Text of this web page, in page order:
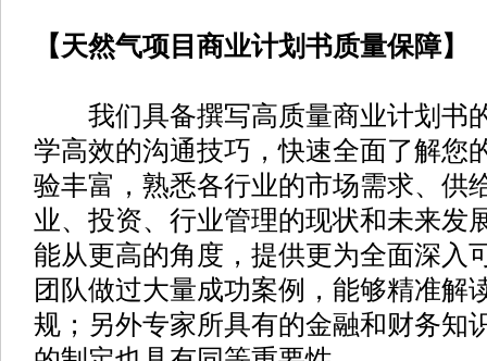
【天然气项目商业计划书质量保障】
我们具备撰写高质量商业计划书
学高效的沟通技巧，快速全面了解您
验丰富，熟悉各行业的市场需求、供
业、投资、行业管理的现状和未来发
能从更高的角度，提供更为全面深入
团队做过大量成功案例，能够精准解
规；另外专家所具有的金融和财务知